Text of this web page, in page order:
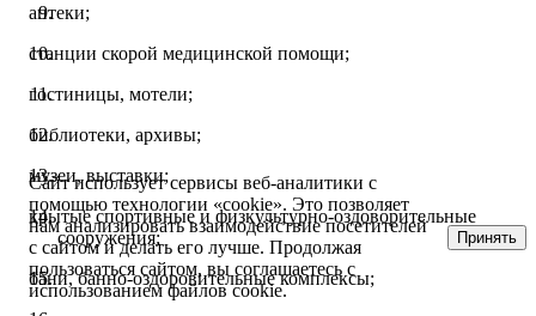
аптеки;
станции скорой медицинской помощи;
гостиницы, мотели;
библиотеки, архивы;
музеи, выставки;
крытые спортивные и физкультурно-оздоворительные
сооружения;
бани, банно-оздоровительные комплексы;
Сайт использует сервисы веб-аналитики с
помощью технологии «cookie». Это позволяет
нам анализировать взаимодействие посетителей
с сайтом и делать его лучше. Продолжая
пользоваться сайтом, вы соглашаетесь с
использованием файлов cookie.
Принять